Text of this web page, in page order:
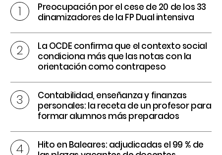
Preocupación por el cese de 20 de los 33
dinamizadores de la FP Dual intensiva
La OCDE confirma que el contexto social
condiciona más que las notas con la
orientación como contrapeso
Contabilidad, enseñanza y finanzas
personales: la receta de un profesor para
formar alumnos más preparados
Hito en Baleares: adjudicadas el 99 % de